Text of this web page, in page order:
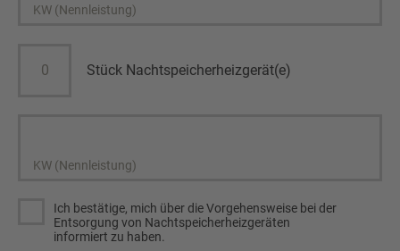
KW (Nennleistung)
Stück Nachtspeicherheizgerät(e)
KW (Nennleistung)
Ich bestätige, mich über die Vorgehensweise bei der
Entsorgung von Nachtspeicherheizgeräten
informiert zu haben.